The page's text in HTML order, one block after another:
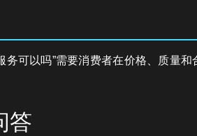
务可以吗”需要消费者在价格、质量
答